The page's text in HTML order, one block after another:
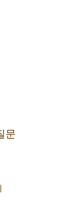
문